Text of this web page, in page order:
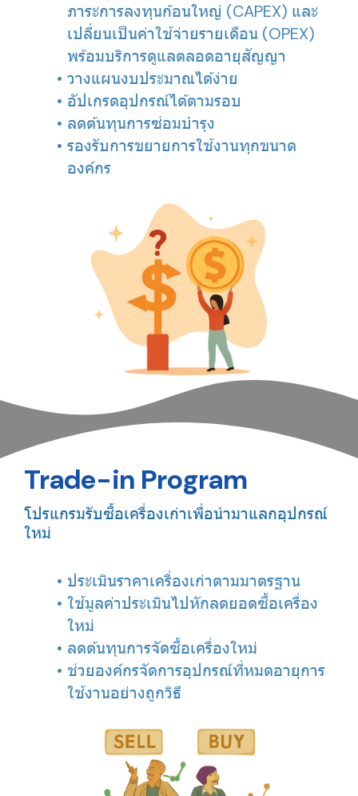
ภาระการลงทุนก้อนใหญ่ (CAPEX) และ
เปลี่ยนเป็นค่าใช้จ่ายรายเดือน (OPEX)
พร้อมบริการดูแลตลอดอายุสัญญา
วางแผนงบประมาณได้ง่าย
อัปเกรดอุปกรณ์ได้ตามรอบ
ลดต้นทุนการซ่อมบำรุง
รองรับการขยายการใช้งานทุกขนาด
องค์กร
Trade-in Program
โปรแกรมรับซื้อเครื่องเก่าเพื่อนำมาแลกอุปกรณ์
ใหม่
ประเมินราคาเครื่องเก่าตามมาตรฐาน
ใช้มูลค่าประเมินไปหักลดยอดซื้อเครื่อง
ใหม่
ลดต้นทุนการจัดซื้อเครื่องใหม่
ช่วยองค์กรจัดการอุปกรณ์ที่หมดอายุการ
ใช้งานอย่างถูกวิธี